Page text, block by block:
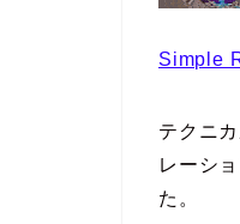
Simple
テクニ
レーシ
た。